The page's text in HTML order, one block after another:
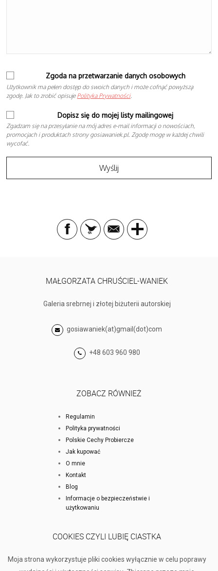
Zgoda na przetwarzanie danych osobowych
Użytkownik ma pełen dostęp do swoich danych i może cofnąć powyższą
zgodę. Jak to zrobić opisuje Polityka Prywatności.
Dopisz się do mojej listy mailingowej
Zgadzam się na przesyłanie na mój adres e-mail informacji o nowościach,
promocjach i produktach strony gosiawaniek.pl. Zgodę mogę w każdej chwili
wycofać.
MAŁGORZATA CHRUŚCIEL-WANIEK
Galeria srebrnej i złotej biżuterii autorskiej
gosiawaniek(at)gmail(dot)com
+48 603 960 980
ZOBACZ RÓWNIEŻ
Regulamin
Polityka prywatności
Polskie Cechy Probiercze
Jak kupować
O mnie
Kontakt
Blog
Informacje o bezpieczeństwie i
użytkowaniu
COOKIES CZYLI LUBIĘ CIASTKA
Moja strona wykorzystuje pliki cookies wyłącznie w celu poprawy